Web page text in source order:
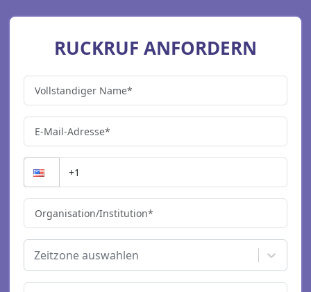
RUCKRUF ANFORDERN
Zeitzone auswahlen